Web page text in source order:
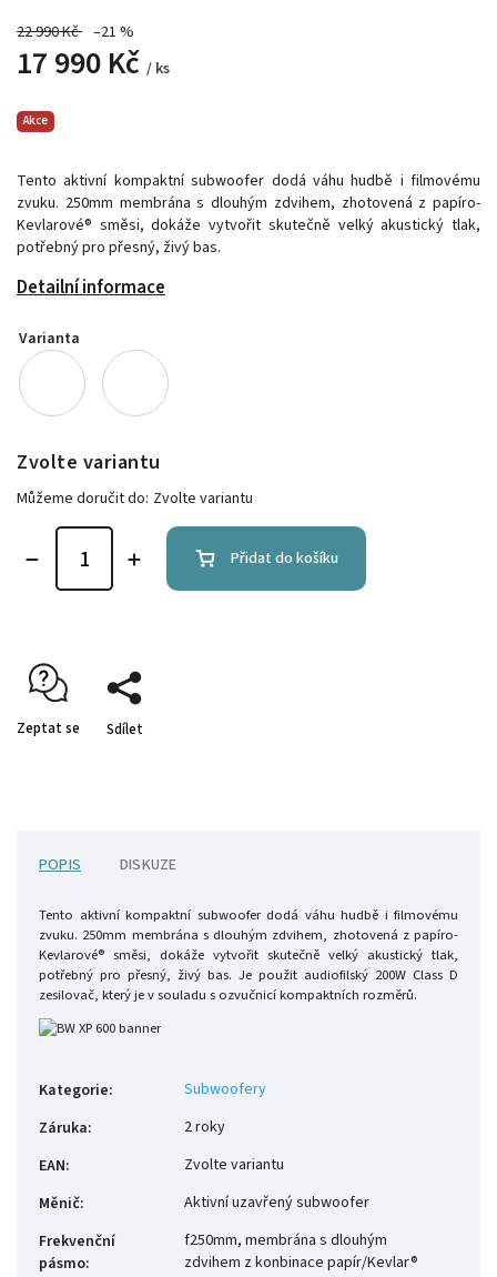
22 990 Kč –21 %
17 990 Kč / ks
Tento aktivní kompaktní subwoofer dodá váhu hudbě i filmovému
zvuku. 250mm membrána s dlouhým zdvihem, zhotovená z papíro-
Kevlarové® směsi, dokáže vytvořit skutečně velký akustický tlak,
potřebný pro přesný, živý bas.
Detailní informace
Akce
Varianta
Zvolte variantu
Můžeme doručit do: Zvolte variantu
Přidat do košíku
Zeptat se Sdílet
POPIS DISKUZE
Tento aktivní kompaktní subwoofer dodá váhu hudbě i filmovému
zvuku. 250mm membrána s dlouhým zdvihem, zhotovená z papíro-
Kevlarové® směsi, dokáže vytvořit skutečně velký akustický tlak,
potřebný pro přesný, živý bas. Je použit audiofilský 200W Class D
zesilovač, který je v souladu s ozvučnicí kompaktních rozměrů.
Kategorie:
Subwoofery
Záruka:
2 roky
EAN:
Zvolte variantu
Měnič:
Aktivní uzavřený subwoofer
Frekvenční
pásmo:
f250mm, membrána s dlouhým
zdvihem z konbinace papír/Kevlar®